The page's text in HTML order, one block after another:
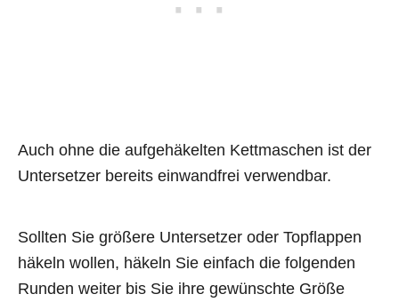
Auch ohne die aufgehäkelten Kettmaschen ist der
Untersetzer bereits einwandfrei verwendbar.
Sollten Sie größere Untersetzer oder Topflappen
häkeln wollen, häkeln Sie einfach die folgenden
Runden weiter bis Sie ihre gewünschte Größe